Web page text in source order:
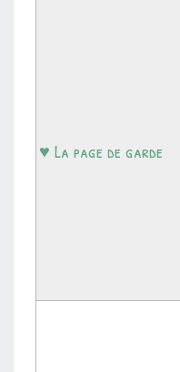
♥ La page de garde